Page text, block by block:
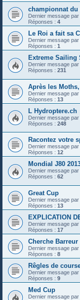
championnat du
Dernier message par
Réponses : 4
Le Roi a fait sa
Dernier message par
Réponses : 1
Extreme Sailing
Dernier message par
Réponses : 231
Après les
Dernier message par
Réponses : 13
L Hydroptere.ch
Dernier message par
Réponses : 248
Racontez votre
Dernier message par
Réponses : 12
Mondial J80
Dernier message par
Réponses : 62
Great Cup
Dernier message par
Réponses : 13
EXPLICATION
Dernier message par
Réponses : 17
Cherche
Dernier message par
Réponses : 8
Rêgles de
Dernier message par
Réponses : 9
Med Cup
Dernier message par